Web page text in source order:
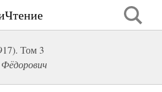
Том 3